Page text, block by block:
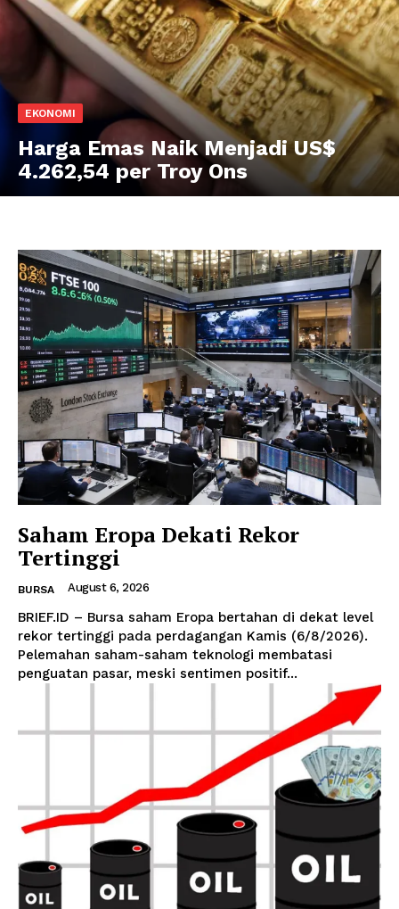
EKONOMI
Harga Emas Naik Menjadi US$
4.262,54 per Troy Ons
Saham Eropa Dekati Rekor
Tertinggi
BURSA August 6, 2026
BRIEF.ID – Bursa saham Eropa bertahan di dekat level
rekor tertinggi pada perdagangan Kamis (6/8/2026).
Pelemahan saham-saham teknologi membatasi
penguatan pasar, meski sentimen positif...